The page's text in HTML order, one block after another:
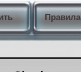
Правила